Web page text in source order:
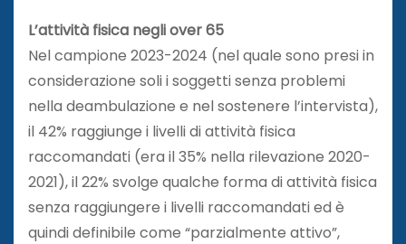
L’attività fisica negli over 65
Nel campione 2023-2024 (nel quale sono presi in
considerazione soli i soggetti senza problemi
nella deambulazione e nel sostenere l’intervista),
il 42% raggiunge i livelli di attività fisica
raccomandati (era il 35% nella rilevazione 2020-
2021), il 22% svolge qualche forma di attività fisica
senza raggiungere i livelli raccomandati ed è
quindi definibile come “parzialmente attivo”,